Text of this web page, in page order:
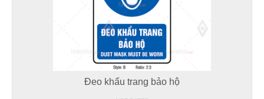
Đeo khẩu trang bảo hộ